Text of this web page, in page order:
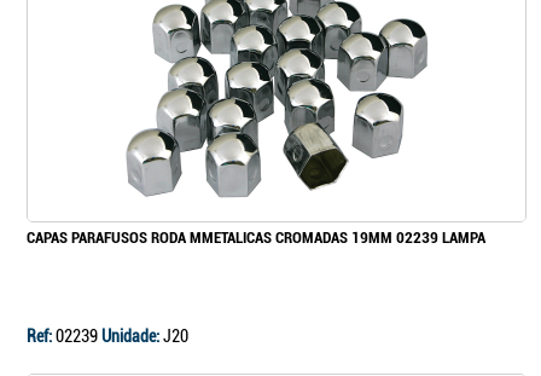
CAPAS PARAFUSOS RODA MMETALICAS CROMADAS 19MM 02239 LAMPA
Ref:02239Unidade:J20